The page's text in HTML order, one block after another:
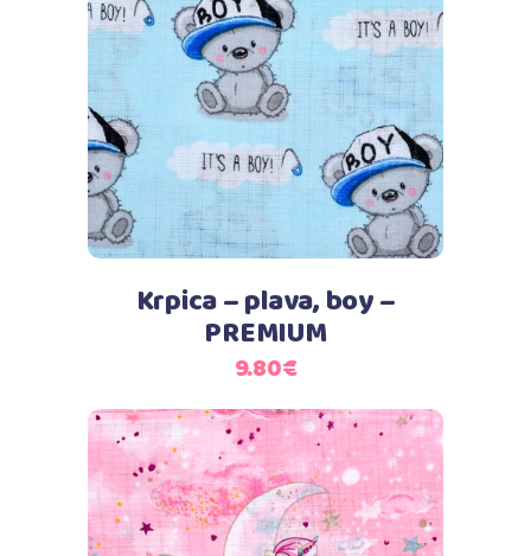
Dodaj u košaricu
Krpica – plava, boy –
PREMIUM
9.80€